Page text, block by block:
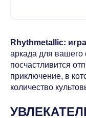
Rhythmetallic:
аркада для
посчастливится
приключение, в
количество